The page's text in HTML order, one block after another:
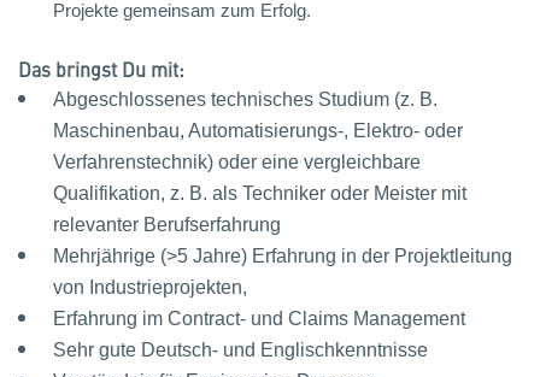
Projekte gemeinsam zum Erfolg.
Das bringst Du mit:
Abgeschlossenes technisches Studium (z. B.
Maschinenbau, Automatisierungs-, Elektro- oder
Verfahrenstechnik) oder eine vergleichbare
Qualifikation, z. B. als Techniker oder Meister mit
relevanter Berufserfahrung
Mehrjährige (>5 Jahre) Erfahrung in der Projektleitung
von Industrieprojekten,
Erfahrung im Contract- und Claims Management
Sehr gute Deutsch- und Englischkenntnisse